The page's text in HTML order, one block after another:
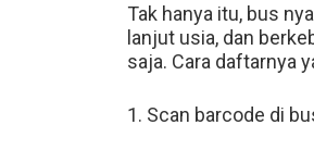
Tak hanya itu, bus
lanjut usia, dan
saja. Cara daftarnya
1. Scan barcode di